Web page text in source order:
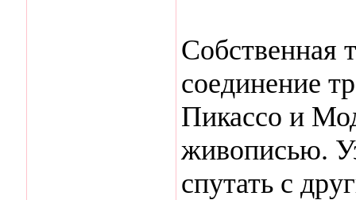
Собственная
соединение
Пикассо и
живописью.
спутать с